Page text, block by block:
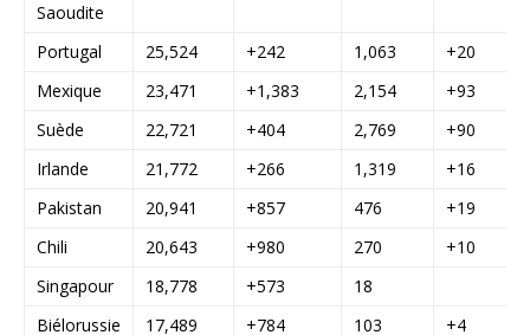
Saoudite
Portugal 25,524 +242 1,063
+20
Mexique
23,471 +1,383 2,154
+93
Suède
22,721 +404 2,769
+90
Irlande
21,772 +266 1,319
+16
Pakistan
20,941 +857 476
+19
Chili
20,643 +980 270
+10
Singapour
18,778 +573
18
Biélorussie
17,489 +784 103 +4